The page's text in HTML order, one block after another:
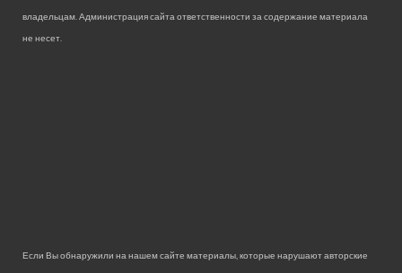
владельцам. Администрация сайта ответственности за содержание материала
не несет.
Если Вы обнаружили на нашем сайте материалы, которые нарушают авторские